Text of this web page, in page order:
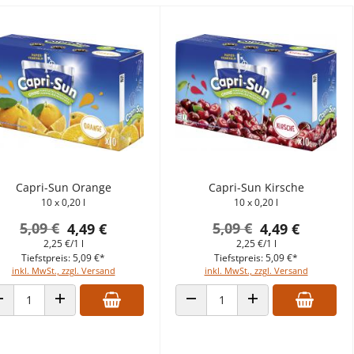
Capri-Sun Orange
10 x 0,20 l
4,49 €
5,09 €
2,25 €/1 l
inkl. MwSt., zzgl. Versand
Tiefstpreis: 5,09 €*
VERRINGERN
ANZAHL ERHÖHEN
Capri-Sun Kirsche
10 x 0,20 l
4,49 €
5,09 €
2,25 €/1 l
inkl. MwSt., zzgl. Versand
Tiefstpreis: 5,09 €*
ANZAHL VERRINGERNANZAHL ERHÖHEN